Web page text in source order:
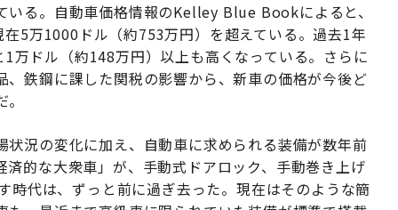
る。自動車価格情報のKelley Blue Bookによると、
5万1000ドル（約753万円）を超えている。過去1年
万ドル（約148万円）以上も高くなっている。さらに
鉄鋼に課した関税の影響から、新車の価格が今後ど
況の変化に加え、自動車に求められる装備が数年前
的な大衆車」が、手動式ドアロック、手動巻き上げ
代は、ずっと前に過ぎ去った。現在はそのような簡